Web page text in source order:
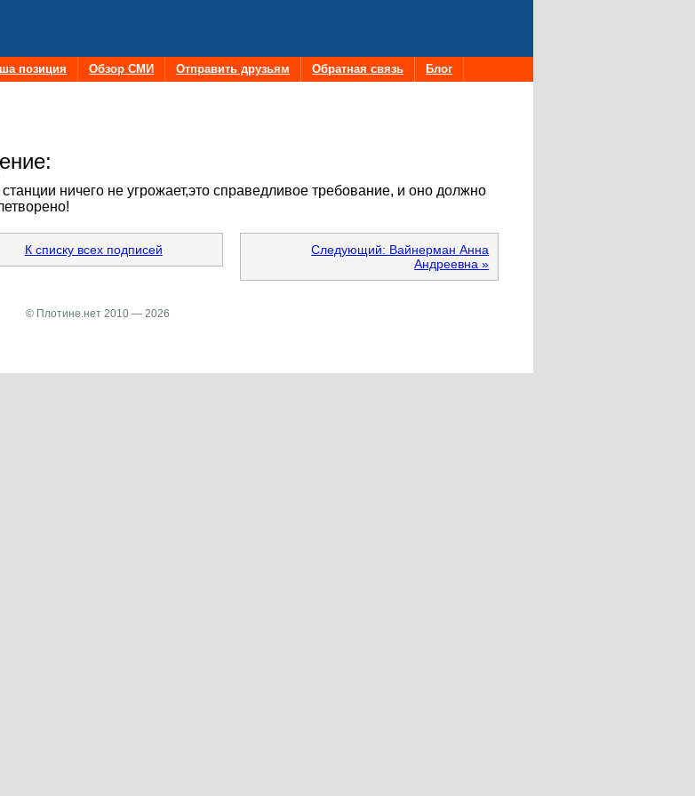
позиция Обзор СМИ Отправить друзьям Обратная связь Блог
ничего не угрожает,это справедливое требование, и оно должно
К списку всех подписей
Следующий: Вайнерман Анна
Андреевна »
© Плотине.нет 2010 — 2026